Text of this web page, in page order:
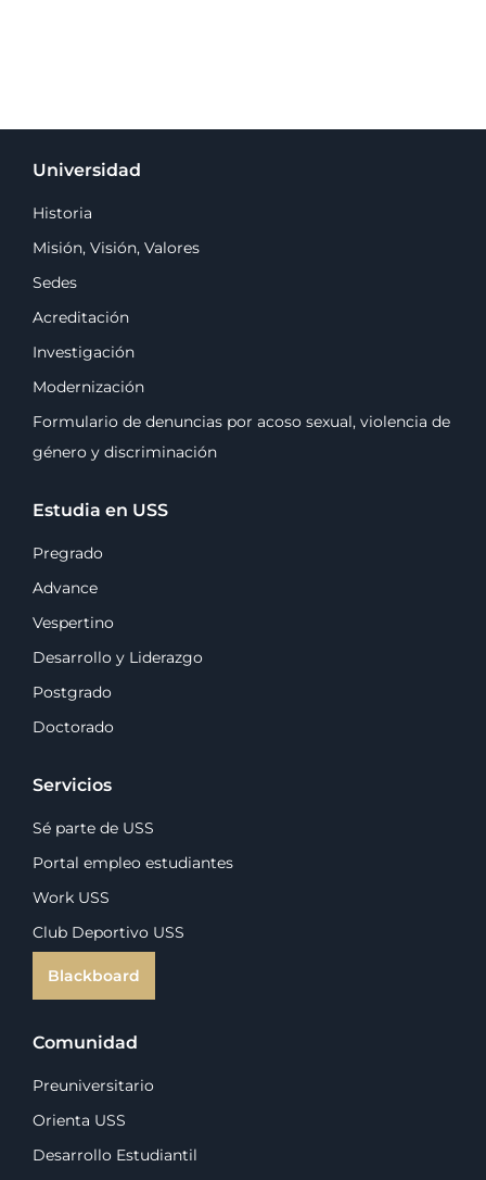
Universidad
Historia
Misión, Visión, Valores
Sedes
Acreditación
Investigación
Modernización
Formulario de denuncias por acoso sexual, violencia de
género y discriminación
Estudia en USS
Pregrado
Advance
Vespertino
Desarrollo y Liderazgo
Postgrado
Doctorado
Servicios
Sé parte de USS
Portal empleo estudiantes
Work USS
Club Deportivo USS
Blackboard
Comunidad
Preuniversitario
Orienta USS
Desarrollo Estudiantil